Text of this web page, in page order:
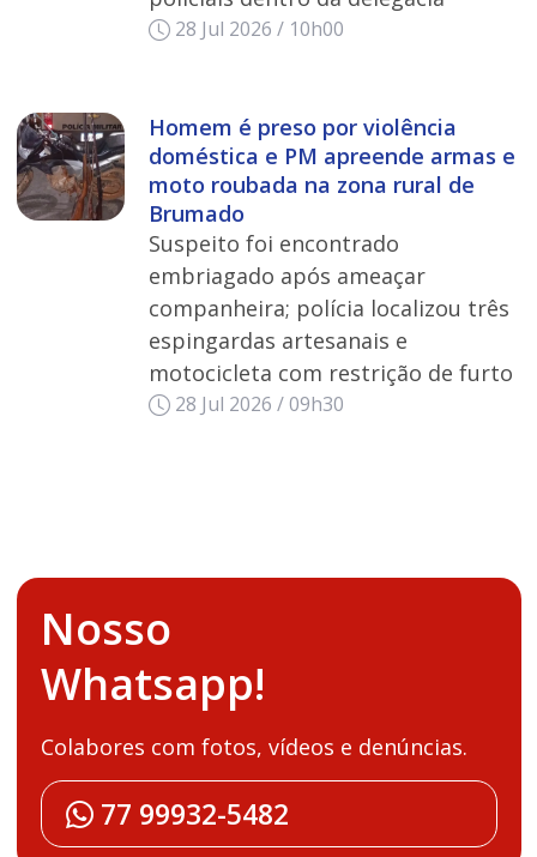
28 Jul 2026 / 10h00
Homem é preso por violência
doméstica e PM apreende armas e
moto roubada na zona rural de
Brumado
Suspeito foi encontrado
embriagado após ameaçar
companheira; polícia localizou três
espingardas artesanais e
motocicleta com restrição de furto
28 Jul 2026 / 09h30
Nosso
Whatsapp!
Colabores com fotos, vídeos e denúncias.
77 99932-5482